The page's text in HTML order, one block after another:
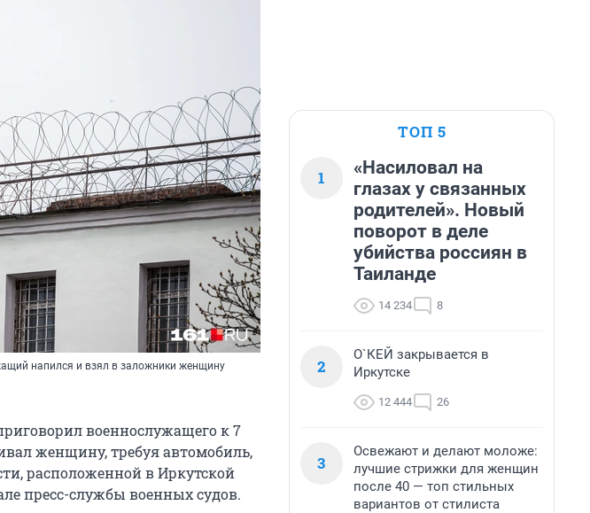
напился и взял в заложники женщину
военнослужащего к 7
женщину, требуя автомобиль,
расположенной в Иркутской
пресс-службы военных судов.
ТОП 5
1
«Насиловал на
глазах у связанных
родителей». Новый
поворот в деле
убийства россиян в
Таиланде
14 234 8
2
О`КЕЙ закрывается в
Иркутске
12 444 26
3
Освежают и делают моложе:
лучшие стрижки для женщин
после 40 — топ стильных
вариантов от стилиста